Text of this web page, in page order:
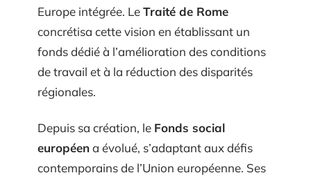
Europe intégrée. LeTraité de Rome
concrétisa cette vision en établissant un
fonds dédié à l’amélioration des conditions
de travail et à la réduction des disparités
régionales.
Depuis sa création, le Fonds social
européena évolué, s’adaptant aux défis
contemporains de l’Union européenne. Ses